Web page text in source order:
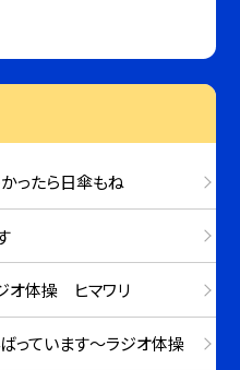
ったら日傘もね
オ体操 ヒマワリ
っています～ラジオ体操